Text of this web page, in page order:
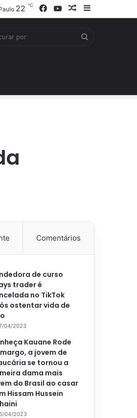
Barra
Artigo
YouTube
Facebook
22 ℃
Comentários
de curso
trader é
no TikTok
ostentar vida de
04/2023
Kauane Rode
a jovem de
se tornou a
dama mais
do Brasil ao casar
Hissam Hussein
04/2023